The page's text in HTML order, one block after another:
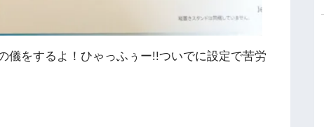
儀をするよ！ひゃっふぅー!!ついでに設定で苦労